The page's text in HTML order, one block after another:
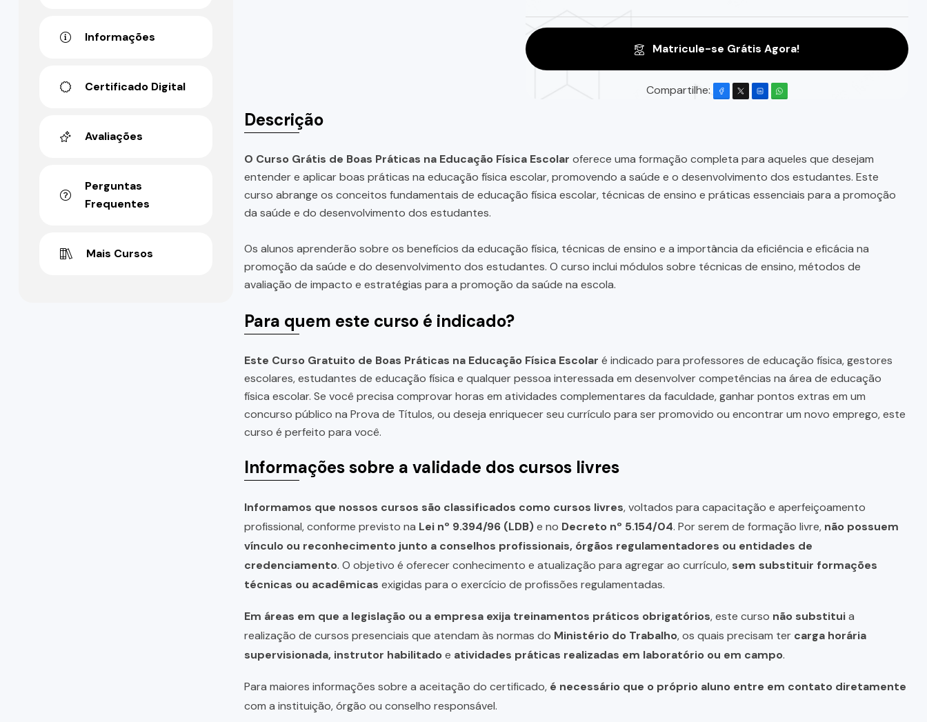
Matricule-se Grátis Agora!
Compartilhe:
Descrição
O Curso Grátis de Boas Práticas na Educação Física Escolar oferece uma formação completa para aqueles que desejam
entender e aplicar boas práticas na educação física escolar, promovendo a saúde e o desenvolvimento dos estudantes. Este
curso abrange os conceitos fundamentais de educação física escolar, técnicas de ensino e práticas essenciais para a promoção
da saúde e do desenvolvimento dos estudantes.
Os alunos aprenderão sobre os benefícios da educação física, técnicas de ensino e a importância da eficiência e eficácia na
promoção da saúde e do desenvolvimento dos estudantes. O curso inclui módulos sobre técnicas de ensino, métodos de
avaliação de impacto e estratégias para a promoção da saúde na escola.
Para quem este curso é indicado?
Este Curso Gratuito de Boas Práticas na Educação Física Escolar é indicado para professores de educação física, gestores
escolares, estudantes de educação física e qualquer pessoa interessada em desenvolver competências na área de educação
física escolar. Se você precisa comprovar horas em atividades complementares da faculdade, ganhar pontos extras em um
concurso público na Prova de Títulos, ou deseja enriquecer seu currículo para ser promovido ou encontrar um novo emprego, este
curso é perfeito para você.
Informações sobre a validade dos cursos livres
Informamos que nossos cursos são classificados como cursos livres, voltados para capacitação e aperfeiçoamento
profissional, conforme previsto na Lei nº 9.394/96 (LDB)e no Decreto nº 5.154/04. Por serem de formação livre, não possuem
vínculo ou reconhecimento junto a conselhos profissionais, órgãos regulamentadores ou entidades de
credenciamento. O objetivo é oferecer conhecimento e atualização para agregar ao currículo, sem substituir formações
técnicas ou acadêmicas exigidas para o exercício de profissões regulamentadas.
Em áreas em que a legislação ou a empresa exija treinamentos práticos obrigatórios, este curso não substituia
realização de cursos presenciais que atendam às normas do Ministério do Trabalho, os quais precisam ter carga horária
supervisionada, instrutor habilitadoe atividades práticas realizadas em laboratório ou em campo.
Para maiores informações sobre a aceitação do certificado, é necessário que o próprio aluno entre em contato diretamente
com a instituição, órgão ou conselho responsável.
Informações
Certificado Digital
Avaliações
Perguntas
Frequentes
Mais Cursos